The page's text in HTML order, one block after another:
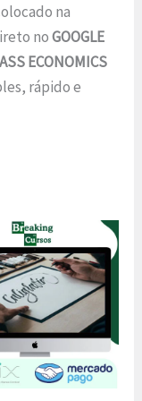
na
noGOOGLE
ECONOMICS
rápido e